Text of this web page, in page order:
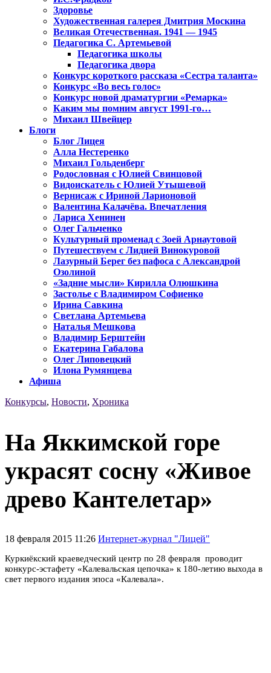
Здоровье
Художественная галерея Дмитрия Москина
Великая Отечественная. 1941 — 1945
Педагогика С. Артемьевой
Педагогика школы
Педагогика двора
Конкурс короткого рассказа «Сестра таланта»
Конкурс «Во весь голос»
Конкурс новой драматургии «Ремарка»
Каким мы помним август 1991-го…
Михаил Швейцер
Блоги
Блог Лицея
Алла Нестеренко
Михаил Гольденберг
Родословная с Юлией Свинцовой
Видоискатель с Юлией Утышевой
Вернисаж с Ириной Ларионовой
Валентина Калачёва. Впечатления
Лариса Хенинен
Олег Гальченко
Культурный променад с Зоей Арнаутовой
Путешествуем с Лидией Винокуровой
Лазурный Берег без пафоса с Александрой
Озолиной
«Задние мысли» Кирилла Олюшкина
Застолье с Владимиром Софиенко
Ирина Савкина
Светлана Артемьева
Наталья Мешкова
Владимир Берштейн
Екатерина Габалова
Олег Липовецкий
Илона Румянцева
Афиша
Конкурсы, Новости, Хроника
На Яккимской горе
украсят сосну «Живое
древо Кантелетар»
18 февраля 2015 11:26 Интернет-журнал "Лицей"
Куркиёкский краеведческий центр по 28 февраля проводит
конкурс-эстафету «Калевальская цепочка» к 180-летию выхода в
свет первого издания эпоса «Калевала».